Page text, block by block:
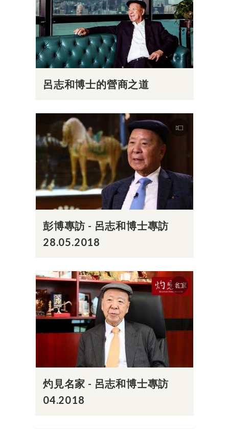
呂志和博士的營商之道
彭博專訪 - 呂志和博士專訪
28.05.2018
灼見名家 - 呂志和博士專訪
04.2018